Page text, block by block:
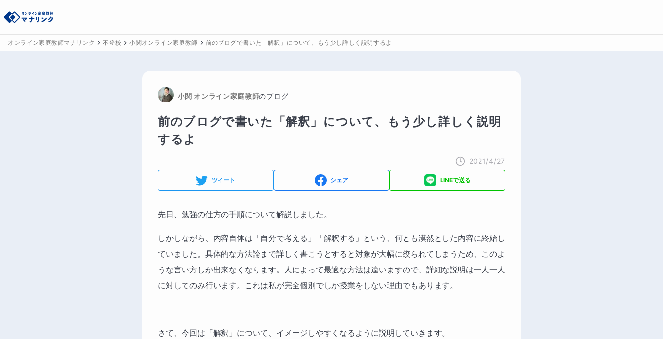
オンライン家庭教師マナリンク 不登校 小関オンライン家庭教師 前のブログで書いた「解釈」について、もう少し詳しく説明するよ
小関 オンライン家庭教師のブログ
前のブログで書いた「解釈」について、もう少し詳しく説明
するよ
2021/4/27
ツイート シェア LINEで送る
先日、勉強の仕方の手順について解説しました。
しかしながら、内容自体は「自分で考える」「解釈する」という、何とも漠然とした内容に終始し
ていました。具体的な方法論まで詳しく書こうとすると対象が大幅に絞られてしまうため、このよ
うな言い方しか出来なくなります。人によって最適な方法は違いますので、詳細な説明は一人一人
に対してのみ行います。これは私が完全個別でしか授業をしない理由でもあります。
さて、今回は「解釈」について、イメージしやすくなるように説明していきます。